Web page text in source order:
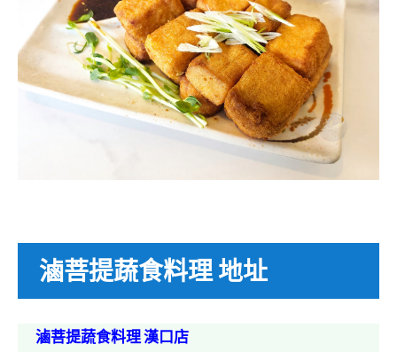
滷菩提蔬食料理 地址
滷菩提蔬食料理 漢口店